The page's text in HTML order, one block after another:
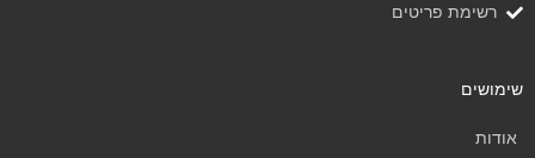
רשימת פריטים
שימושים
אודות